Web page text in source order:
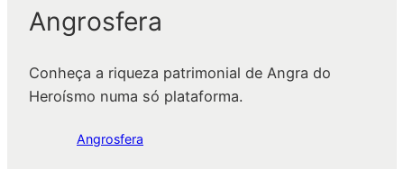
Angrosfera
Conheça a riqueza patrimonial de Angra do
Heroísmo numa só plataforma.
Angrosfera